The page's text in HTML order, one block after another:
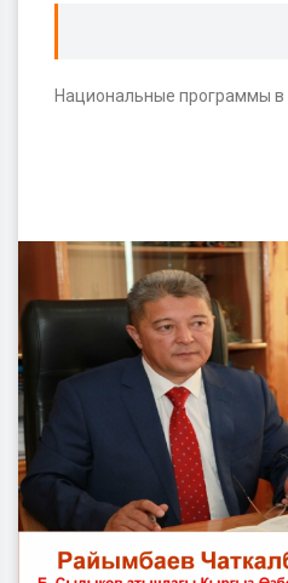
Национальные программы в